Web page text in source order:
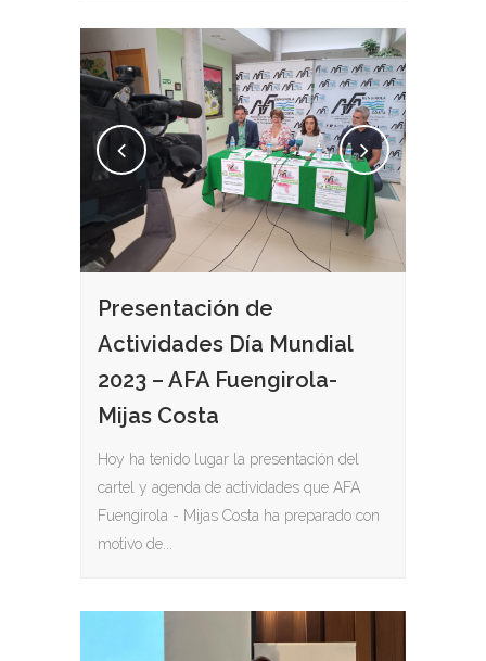
Presentación de
Actividades Día Mundial
2023 – AFA Fuengirola-
Mijas Costa
Hoy ha tenido lugar la presentación del
cartel y agenda de actividades que AFA
Fuengirola - Mijas Costa ha preparado con
motivo de...